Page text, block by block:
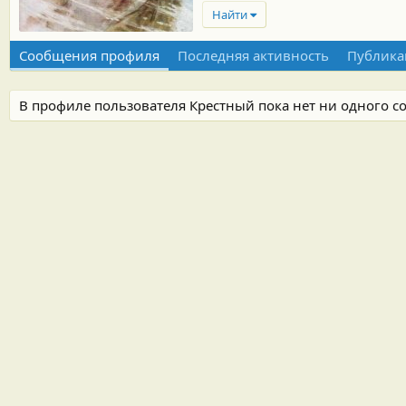
Найти
Сообщения профиля Последняя активность
В профиле пользователя Крестный пока нет ни одного